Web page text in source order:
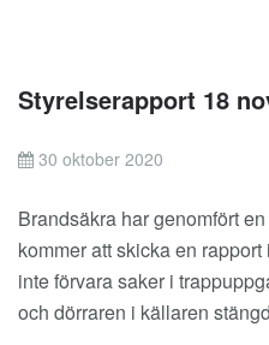
Styrelserapport 18
30 oktober 2020
Brandsäkra har genomfört
kommer att skicka en
inte förvara saker i
och dörraren i källaren